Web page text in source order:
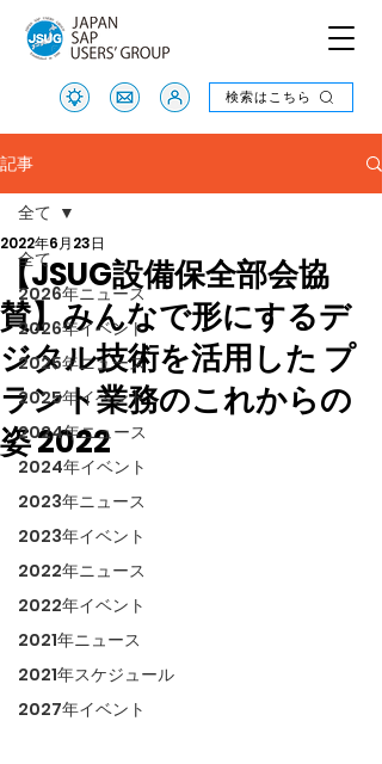
検索はこちら
検索はこちら
記事
全て
2026年ニュース
2026年イベント
2025年ニュース
2025年イベント
2024年ニュース
2024年イベント
2023年ニュース
2023年イベント
2022年ニュース
2022年イベント
2021年ニュース
2021年スケジュール
2027年イベント
全て
【JSUG設備保全部会協
賛】みんなで形にするデ
ジタル技術を活用した プ
ラント業務のこれからの
姿 2022
2022年6月23日